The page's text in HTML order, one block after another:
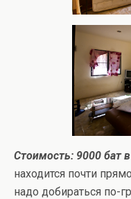
Стоимость: 9000 бат
находится почти
надо добираться по-